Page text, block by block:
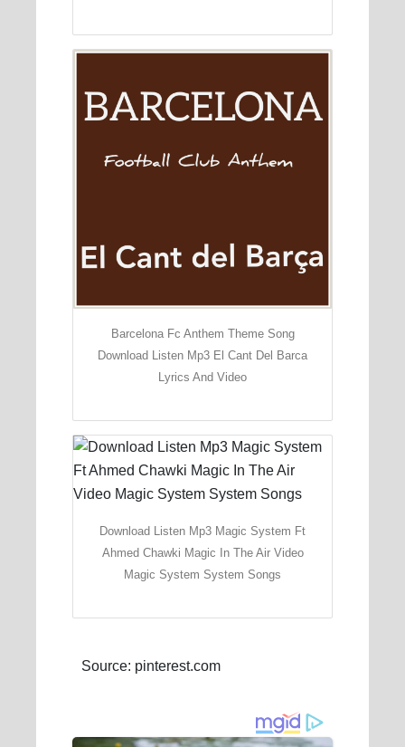
Barcelona Fc Anthem Theme Song
Download Listen Mp3 El Cant Del Barca
Lyrics And Video
Download Listen Mp3 Magic System Ft
Ahmed Chawki Magic In The Air Video
Magic System System Songs
Source: pinterest.com